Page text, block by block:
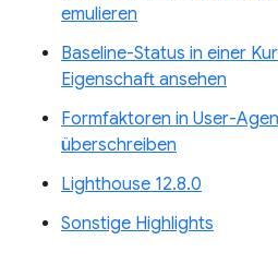
emulieren
Baseline-Status in einer
Eigenschaft ansehen
Formfaktoren in User-
überschreiben
Lighthouse 12.8.0
Sonstige Highlights